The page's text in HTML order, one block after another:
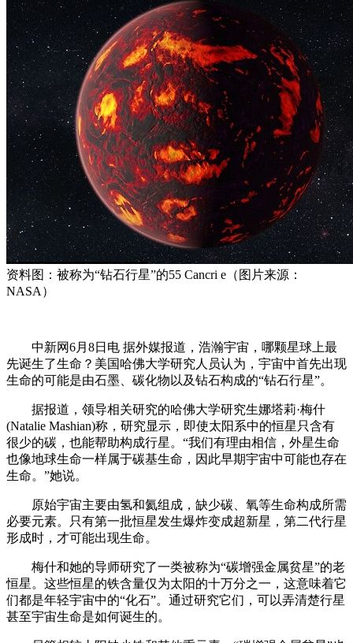
资料图：被称为“钻石行星”的55 Cancri e（图片来源：
NASA）
中新网6月8日电 据外媒报道，浩瀚宇宙，哪颗星球上最
先诞生了生命？美国哈佛大学研究人员认为，宇宙中首先出现
生命的可能是由石墨、碳化物以及钻石构成的“钻石行星”。
据报道，领导相关研究的哈佛大学研究生娜塔莉·梅什
(Natalie Mashian)称，研究显示，即使太阳系中的恒星只含有
很少的碳，也能帮助构成行星。“我们有理由相信，外星生命
也像地球生命一样属于碳基生命，因此早期宇宙中可能也存在
生命。”她说。
原始宇宙主要由氢和氦组成，缺少碳、氧等生命构成所需
必要元素。只有第一批恒星发生爆炸变成超新星，第二代行星
形成时，才可能出现生命。
梅什和她的导师研究了一类被称为“碳增强金属贫星”的老
恒星。这些恒星的铁含量仅为太阳的十万分之一，这意味着它
们都是年轻宇宙中的“化石”。通过研究它们，可以弄清楚行星
甚至宇宙生命是如何诞生的。